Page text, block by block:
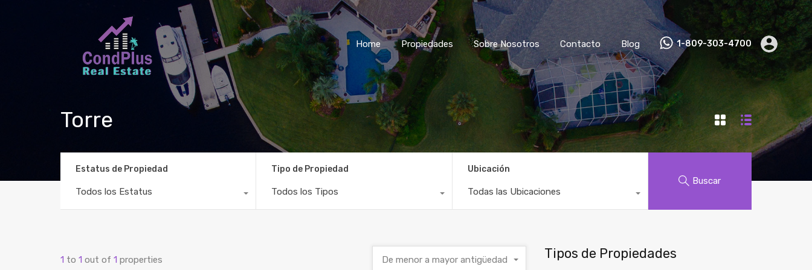
Home Propiedades Sobre Nosotros Contacto Blog 1-809-303-4700
Torre
Estatus de Propiedad
Todos los Estatus
Tipo de Propiedad
Todos los Tipos
Ubicación
Todas las Ubicaciones
Buscar
1 to 1 out of 1 properties De menor a mayor antigüedad Tipos de Propiedades